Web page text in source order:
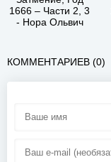
1666 – Части 2, 3
- Нора Ольвич
КОММЕНТАРИЕВ (0)